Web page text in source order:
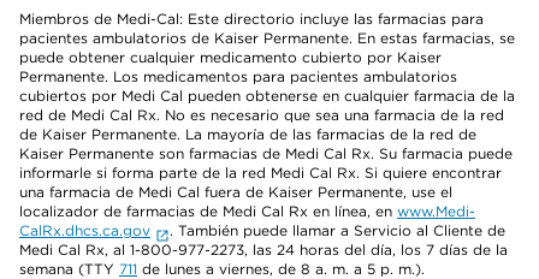
Miembros de Medi-Cal: Este directorio incluye las farmacias para
pacientes ambulatorios de Kaiser Permanente. En estas farmacias, se
puede obtener cualquier medicamento cubierto por Kaiser
Permanente. Los medicamentos para pacientes ambulatorios
cubiertos por Medi Cal pueden obtenerse en cualquier farmacia de la
red de Medi Cal Rx. No es necesario que sea una farmacia de la red
de Kaiser Permanente. La mayoría de las farmacias de la red de
Kaiser Permanente son farmacias de Medi Cal Rx. Su farmacia puede
informarle si forma parte de la red Medi Cal Rx. Si quiere encontrar
una farmacia de Medi Cal fuera de Kaiser Permanente, use el
localizador de farmacias de Medi Cal Rx en línea, en www.Medi-
CalRx.dhcs.ca.gov
. También puede llamar a Servicio al Cliente de
Medi Cal Rx, al 1-800-977-2273, las 24 horas del día, los 7 días de la
semana (TTY 711 de lunes a viernes, de 8 a. m. a 5 p. m.).